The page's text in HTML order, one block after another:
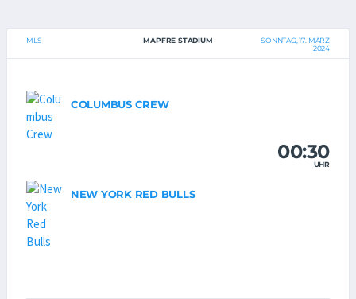
MLS MAPFRE STADIUM
SONNTAG, 17. MÄRZ
2024
COLUMBUS CREW
00:30
UHR
NEW YORK RED BULLS